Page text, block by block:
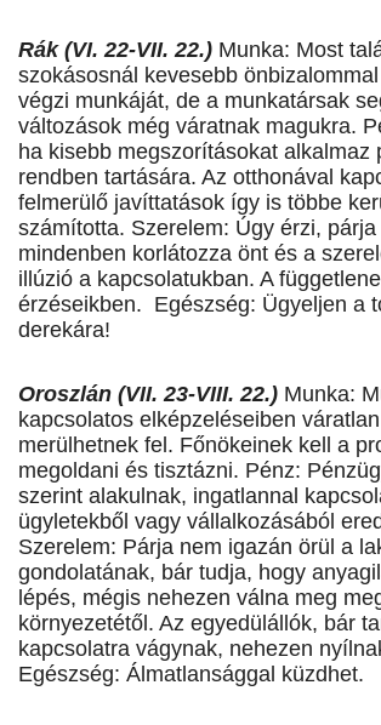
Rák (VI. 22-VII. 22.) Munka: Most
szokásosnál kevesebb
végzi munkáját, de a munkatársak
változások még váratnak magukra.
ha kisebb megszorításokat alkalmaz
rendben tartására. Az otthonával
felmerülő javíttatások így is többe
számította. Szerelem: Úgy érzi, párja
mindenben korlátozza önt és a
illúzió a kapcsolatukban. A
érzéseikben. Egészség: Ügyeljen a
derekára!
Oroszlán (VII. 23-VIII. 22.) Munka:
kapcsolatos elképzeléseiben
merülhetnek fel. Főnökeinek kell a
megoldani és tisztázni. Pénz:
szerint alakulnak, ingatlannal
ügyletekből vagy vállalkozásából
Szerelem: Párja nem igazán örül a
gondolatának, bár tudja, hogy
lépés, mégis nehezen válna meg
környezetétől. Az egyedülállók, bár
kapcsolatra vágynak, nehezen
Egészség: Álmatlansággal küzdhet.